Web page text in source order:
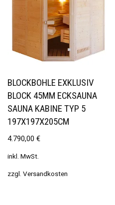
BLOCKBOHLE EXKLUSIV
BLOCK 45MM ECKSAUNA
SAUNA KABINE TYP 5
197X197X205CM
4.790,00 €
inkl. MwSt.
zzgl. Versandkosten